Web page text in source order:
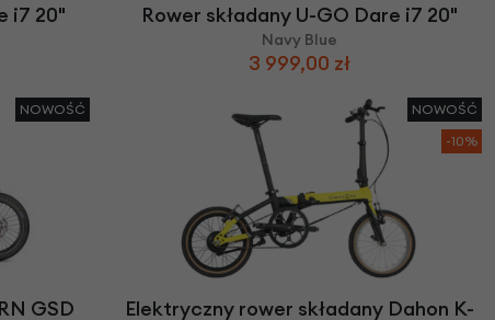
i7 20" Rower składany U-GO Dare i7 20"
Navy Blue
3 999,00 zł
NOWOŚĆ
GSD
NOWOŚĆ
-10%
Elektryczny rower składany Dahon K-